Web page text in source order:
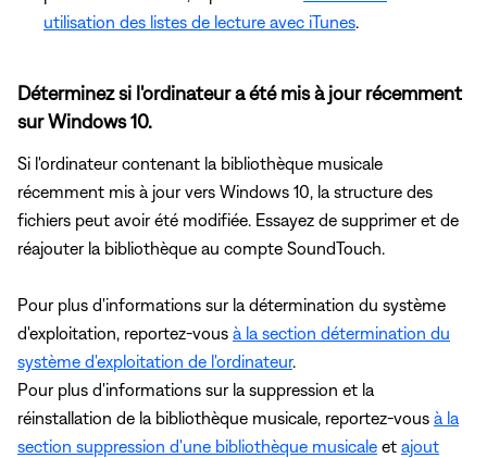
utilisation des listes de lecture avec iTunes.
Déterminez si l'ordinateur a été mis à jour récemment
sur Windows 10.
Si l'ordinateur contenant la bibliothèque musicale
récemment mis à jour vers Windows 10, la structure des
fichiers peut avoir été modifiée. Essayez de supprimer et de
réajouter la bibliothèque au compte SoundTouch.
Pour plus d'informations sur la détermination du système
d'exploitation, reportez-vous à la section détermination du
système d'exploitation de l'ordinateur.
Pour plus d'informations sur la suppression et la
réinstallation de la bibliothèque musicale, reportez-vous à la
section suppression d'une bibliothèque musicale et ajout